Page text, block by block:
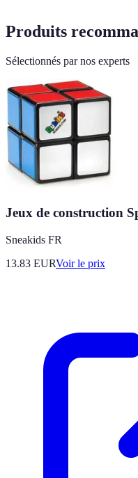
Produits
Sélectionnés par nos experts
Jeux de construction
Sneakids FR
13.83 EURVoir le prix